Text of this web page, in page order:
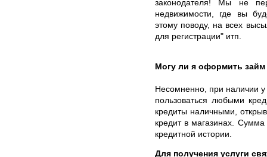
законодателя! Мы не
недвижимости, где вы
этому поводу, на всех
для регистрации" итп.
Могу ли я оформить
Несомненно, при наличии
пользоваться любыми
кредиты наличными,
кредит в магазинах. Сумма
кредитной истории.
Для получения услуги